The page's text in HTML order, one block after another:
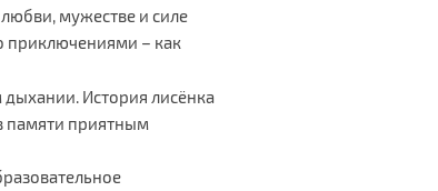
мужестве и силе
приключениями – как
История лисёнка
памяти приятным